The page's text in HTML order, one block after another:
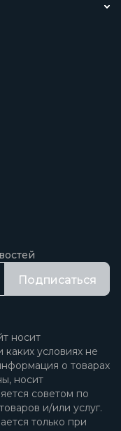
Подписаться
носит
условиях не
о товарах
носит
советом по
и/или услуг.
только при